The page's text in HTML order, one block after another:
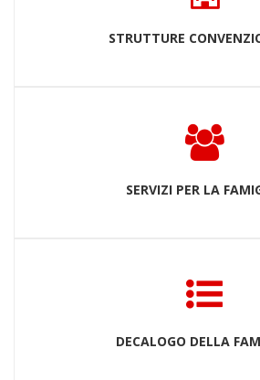
STRUTTURE
SERVIZI PER LA
DECALOGO DELLA